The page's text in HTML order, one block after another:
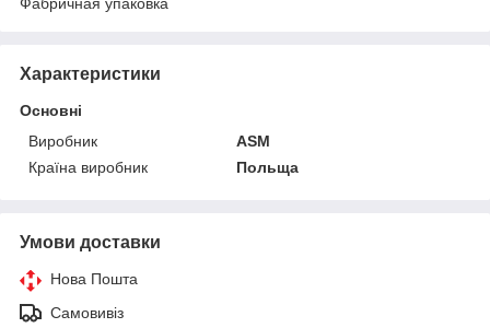
Характеристики
Основні
Виробник
ASM
Країна виробник
Польща
Умови доставки
Нова Пошта
Самовивіз